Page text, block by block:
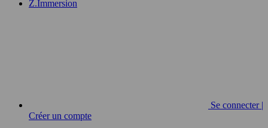
Z.Immersion
Se connecter |
Créer un compte